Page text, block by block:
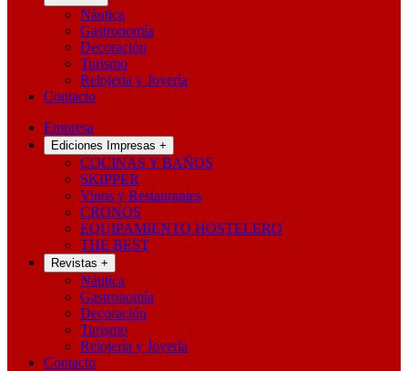
Náutica
Gastronomía
Decoración
Turismo
Relojería y Joyería
Contacto
Empresa
Ediciones Impresas +
COCINAS Y BAÑOS
SKIPPER
Vinos y Restaurantes
CRONOS
EQUIPAMIENTO HOSTELERO
THE BEST
Revistas +
Náutica
Gastronomía
Decoración
Turismo
Relojería y Joyería
Contacto